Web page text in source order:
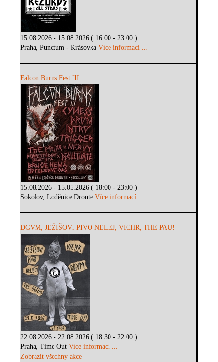
15.08.2026 - 15.08.2026 ( 16:00 - 23:00 )
Praha, Punctum - KrásovkaVíce informací ...
Falcon Burns Fest III.
15.08.2026 - 15.05.2026 ( 18:00 - 23:00 )
Sokolov, Loděnice DronteVíce informací ...
DGVM, JEŽIŠOVI PIVO NELEJ, VICHR, THE PAU!
22.08.2026 - 22.08.2026 ( 18:30 - 22:00 )
Praha, Time OutVíce informací ...
Zobrazit všechny akce